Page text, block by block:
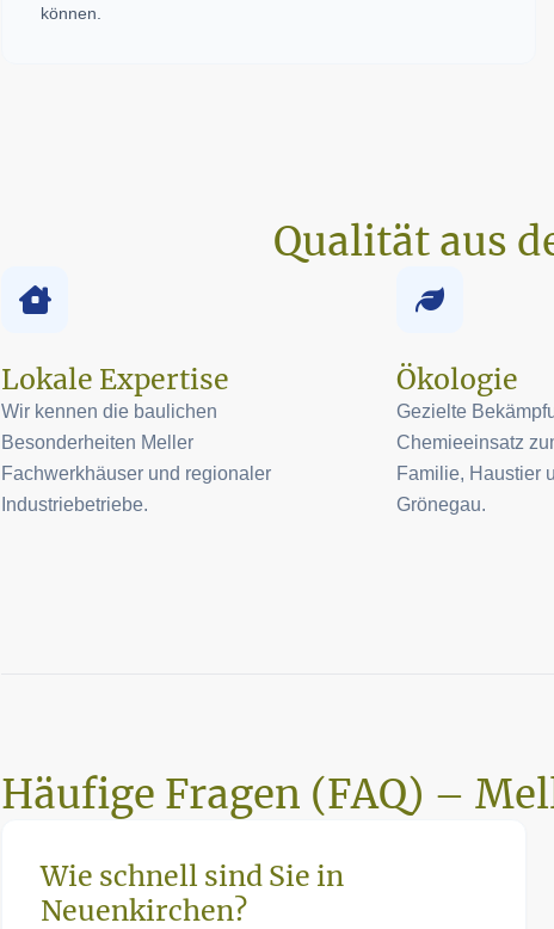
können.
Qualität aus
Lokale Expertise
Wir kennen die baulichen
Besonderheiten Meller
Fachwerkhäuser und regionaler
Industriebetriebe.
Ökologie
Gezielte
Chemieeinsatz
Familie, Haustier
Grönegau.
Häufige Fragen (FAQ) –
Wie schnell sind Sie in
Neuenkirchen?